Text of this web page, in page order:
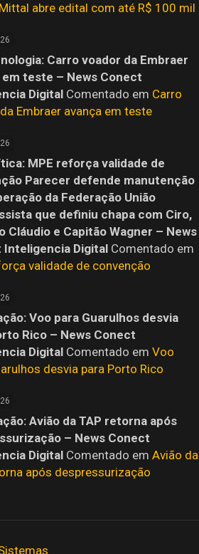
abre edital com até R$ 100 mil
Carro voador da Embraer
em teste – News Conect
DigitalComentado em Carro
Embraer avança em teste
MPE reforça validade de
Parecer defende manutenção
da Federação União
que definiu chapa com Ciro,
Cláudio e Capitão Wagner – News
Inteligencia DigitalComentado em
validade de convenção
Voo para Guarulhos desvia
Rico – News Conect
DigitalComentado em Voo
desvia para Porto Rico
Avião da TAP retorna após
– News Conect
DigitalComentado em Avião da
após despressurização